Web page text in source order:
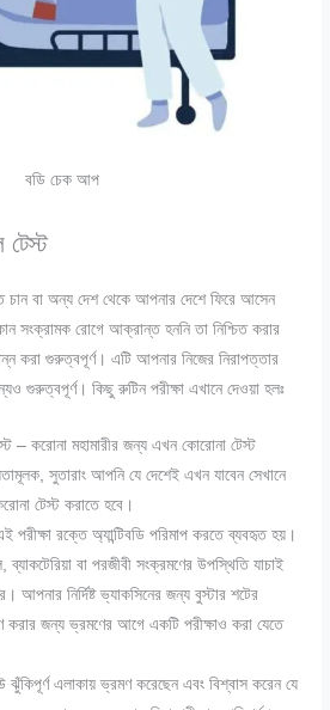
বডি চেক আপ
টেস্ট
বা অন্য দেশ থেকে আপনার দেশে ফিরে আসেন
সংক্রামক রোগে আক্রান্ত হননি তা নিশ্চিত করার
করা গুরুত্বপূর্ণ। এটি আপনার নিজের নিরাপত্তার
গুরুত্বপূর্ণ।কিছু রুটিন পরীক্ষা এখানে দেওয়া হলঃ
– করোনা মহামারীর জন্য এখন কোরোনা টেস্ট
সুতারাং আপনি যে দেশেই এখন যাবেন সেখানে
টেস্ট করাতে হবে।
পরীক্ষা রক্তে অ্যান্টিবডি পরিমাপ করতে ব্যবহৃত হয়।
,ব্যাকটেরিয়া বা পরজীবী সংক্রমণের উপস্থিতি যাচাই
আপনার নির্দিষ্ট ভ্যাকসিনের জন্য বুস্টার শটের
করার জন্য ভ্রমণের আগে একটি পরীক্ষাও করা যেতে
ঝুঁকিপূর্ণ এলাকায় ভ্রমণ করেছেন এবং বিশ্বাস করেন যে